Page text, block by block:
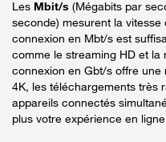
Les Mbit/s (Mégabits par
seconde) mesurent la
connexion en Mbt/s est
comme le streaming HD et
connexion en Gbt/s offre
4K, les téléchargements très
appareils connectés
plus votre expérience en